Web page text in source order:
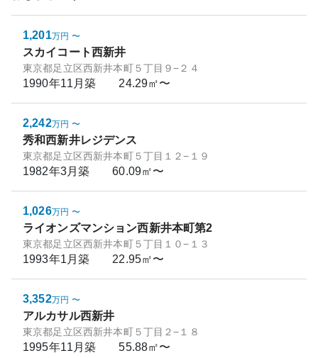
1,201万円 〜
スカイコート西新井
東京都足立区西新井本町５丁目９−２４
1990年11月築 24.29㎡〜
2,242万円 〜
秀和西新井レジデンス
東京都足立区西新井本町５丁目１２−１９
1982年3月築 60.09㎡〜
1,026万円 〜
ライオンズマンション西新井本町第2
東京都足立区西新井本町５丁目１０−１３
1993年1月築 22.95㎡〜
3,352万円 〜
アルカサル西新井
東京都足立区西新井本町５丁目２−１８
1995年11月築 55.88㎡〜